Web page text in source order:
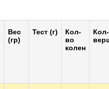
Вес
(гр)
Тест (г)
Кол-
во
колен